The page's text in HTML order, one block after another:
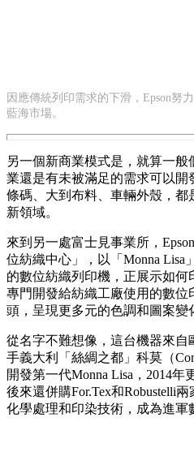
因應傳統列印需求的下滑，Epson努
藍海市場。
另一個新商業模式是，就算一
業還是有未被滿足的需求可以
條碼、大到布料、車輛外殼，都
新領域。
來到另一處富士見事業所，
位紡織中心」，以「Monna Lisa
的數位紡織列印機，正展示如
專門開發給紡織工廠使用的數位
頭，呈現更多元的色調和圖案變
從名字不難想像，這台機器來自
手義大利「絲綢之都」科莫（
開發第一代Monna Lisa，2014年
後來還併購For.Tex和Robustelli
化學處理和印染技術，成為進軍